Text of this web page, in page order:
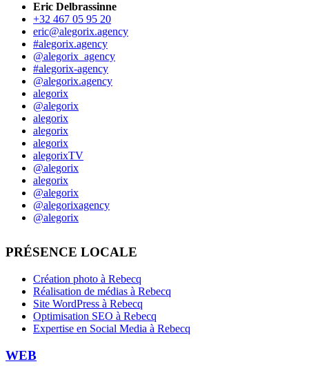
Eric Delbrassinne
+32 467 05 95 20
eric@alegorix.agency
#alegorix.agency
@alegorix_agency
#alegorix-agency
@alegorix.agency
alegorix
@alegorix
alegorix
alegorix
alegorix
alegorixTV
@alegorix
alegorix
@alegorix
@alegorixagency
@alegorix
PRÉSENCE LOCALE
Création photo à Rebecq
Réalisation de médias à Rebecq
Site WordPress à Rebecq
Optimisation SEO à Rebecq
Expertise en Social Media à Rebecq
WEB